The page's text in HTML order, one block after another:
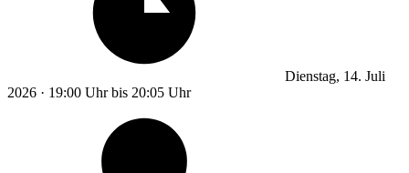
Dienstag, 14. Juli
2026 · 19:00 Uhr bis 20:05 Uhr